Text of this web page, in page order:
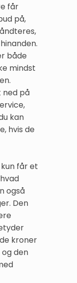
får
på,
både
mindst
ned på
kan
hvis de
får et
også
Den
kroner
den